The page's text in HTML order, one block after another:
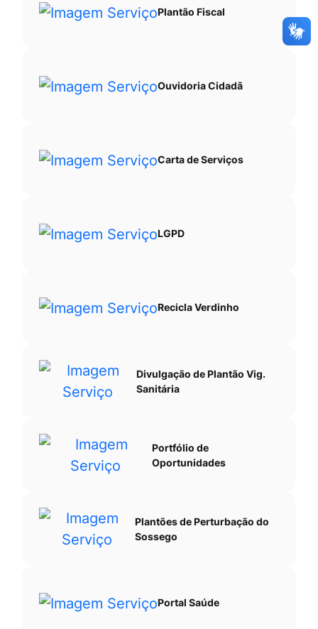
Plantão Fiscal
Ouvidoria Cidadã
Carta de Serviços
LGPD
Recicla Verdinho
Divulgação de Plantão Vig.
Sanitária
Portfólio de
Oportunidades
Plantões de Perturbação do
Sossego
Portal Saúde